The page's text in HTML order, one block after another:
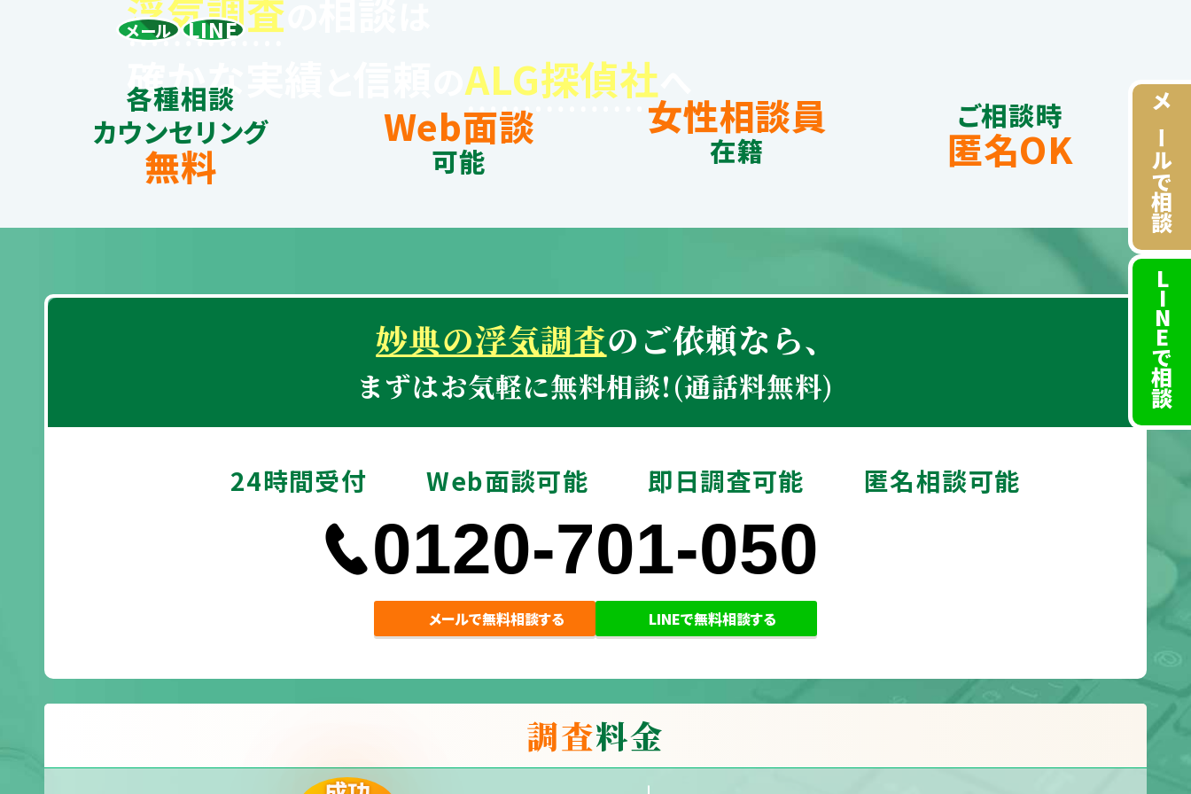
メールで相談
LINE
で相談
浮気調査
確かな実績 ALG探偵社
メール LINE
各種相談
カウンセリング
無料
Web面談
可能
女性相談員
在籍
ご相談時
匿名OK
妙典の浮気調査のご依頼なら、
まずはお気軽に無料相談!(通話料無料)
24時間受付 Web面談可能 即日調査可能 匿名相談可能
0120-701-050
メールで無料相談する LINEで無料相談する
調査料金